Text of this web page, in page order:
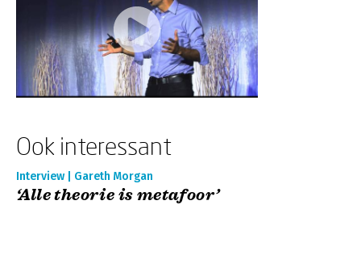
Ook interessant
Interview | Gareth Morgan
‘Alle theorie is metafoor’